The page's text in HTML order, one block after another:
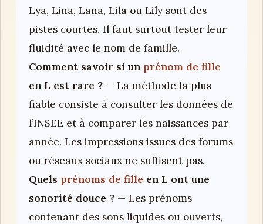
Lya, Lina, Lana, Lila ou Lily sont des
pistes courtes. Il faut surtout tester leur
fluidité avec le nom de famille.
Comment savoir si un prénom de fille
en L est rare ? — La méthode la plus
fiable consiste à consulter les données de
l’INSEE et à comparer les naissances par
année. Les impressions issues des forums
ou réseaux sociaux ne suffisent pas.
Quels prénoms de fille en L ont une
sonorité douce ? — Les prénoms
contenant des sons liquides ou ouverts,